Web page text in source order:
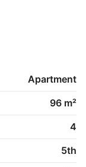
varme.
de store
du og din
får jeres
udstyr til
Apartment
96 m²
4
5th